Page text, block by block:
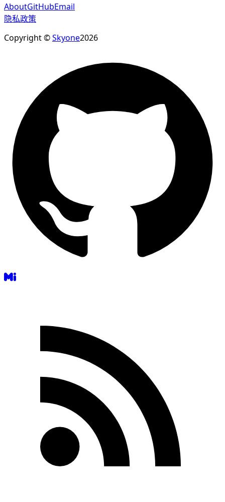
AboutGitHubEmail
隐私政策
Copyright ©Skyone2026